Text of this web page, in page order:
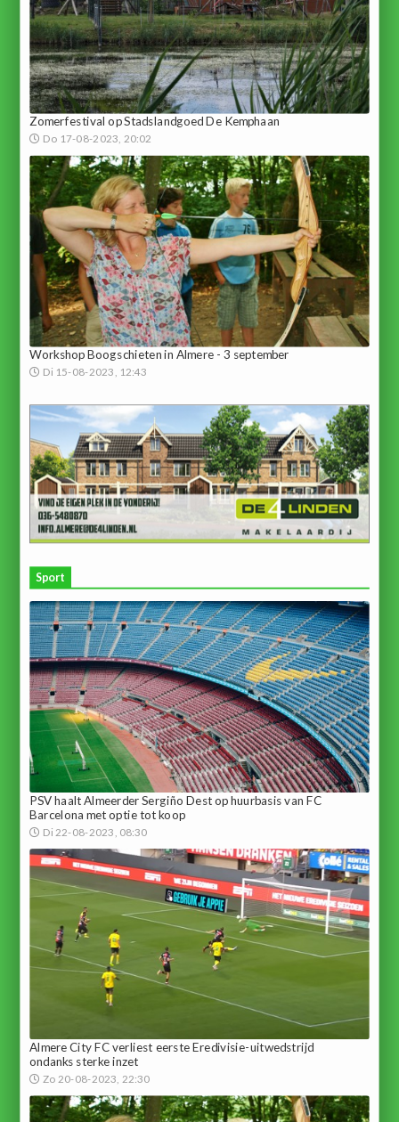
Zomerfestival op Stadslandgoed De Kemphaan
Do 17-08-2023, 20:02
Workshop Boogschieten in Almere - 3 september
Di 15-08-2023, 12:43
Sport
PSV haalt Almeerder Sergiño Dest op huurbasis van FC
Barcelona met optie tot koop
Di 22-08-2023, 08:30
Almere City FC verliest eerste Eredivisie-uitwedstrijd
ondanks sterke inzet
Zo 20-08-2023, 22:30